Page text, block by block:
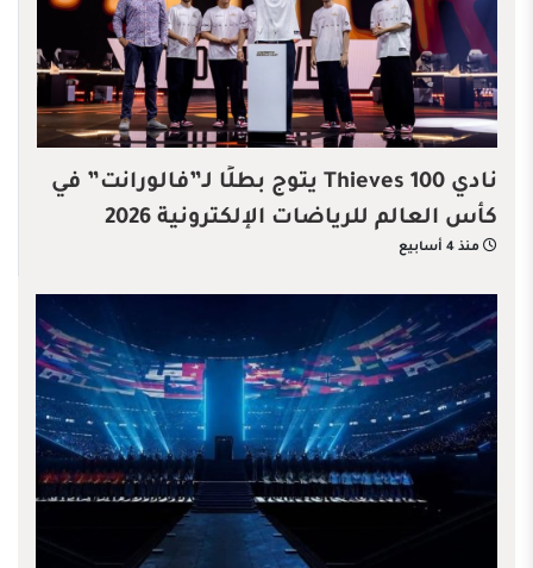
نادي 100 Thieves يتوج بطلًا لـ”فالورانت” في
كأس العالم للرياضات الإلكترونية 2026
منذ 4 أسابيع